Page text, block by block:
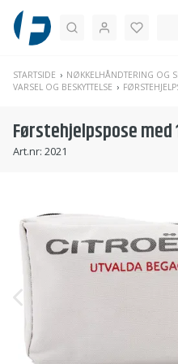
Søk
STARTSIDE NØKKELHÅNDTERING OG
VARSEL OG BESKYTTELSE
Førstehjelpspose
Art.nr: 2021